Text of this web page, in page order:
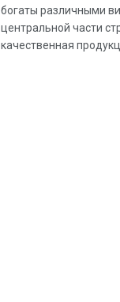
богаты различными
центральной части
качественная